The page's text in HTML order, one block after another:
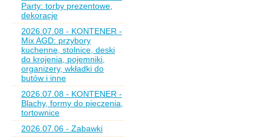
Party: torby prezentowe,
dekoracje
2026.07.08 - KONTENER -
Mix AGD: przybory
kuchenne, stolnice, deski
do krojenia, pojemniki,
organizery, wkładki do
butów i inne
2026.07.08 - KONTENER -
Blachy, formy do pieczenia,
tortownice
2026.07.06 - Zabawki